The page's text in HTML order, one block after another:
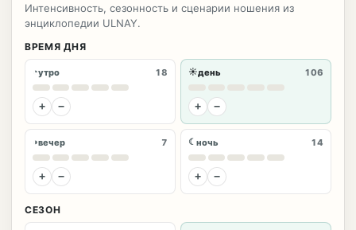
Интенсивность, сезонность и сценарии ношения из
энциклопедии ULNAY.
ВРЕМЯ ДНЯ
◔утро 18
+ −
☀день 106
+ −
◑вечер 7
+ −
☾ ночь 14
+ −
СЕЗОН